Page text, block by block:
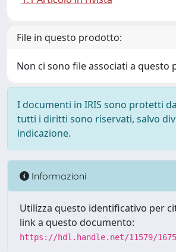
File in questo prodotto:
Non ci sono file associati a questo
I documenti in IRIS sono protetti
tutti i diritti sono riservati, salvo
indicazione.
Informazioni
Utilizza questo identificativo per
link a questo documento:
https://hdl.handle.net/11579/